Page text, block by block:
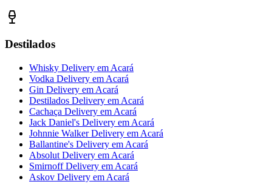
Destilados
Whisky Delivery em Acará
Vodka Delivery em Acará
Gin Delivery em Acará
Destilados Delivery em Acará
Cachaça Delivery em Acará
Jack Daniel's Delivery em Acará
Johnnie Walker Delivery em Acará
Ballantine's Delivery em Acará
Absolut Delivery em Acará
Smirnoff Delivery em Acará
Askov Delivery em Acará